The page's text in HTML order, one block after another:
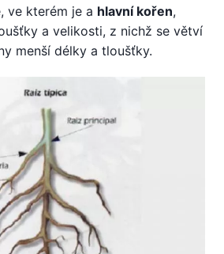
ve kterém je a hlavní kořen,
a velikosti, z nichž se větví
menší délky a tloušťky.